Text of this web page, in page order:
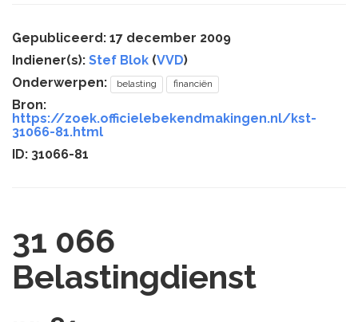
Gepubliceerd: 17 december 2009
Indiener(s): Stef Blok (VVD)
Onderwerpen:
belasting financiën
Bron:
https://zoek.officielebekendmakingen.nl/kst-
31066-81.html
ID: 31066-81
31 066
Belastingdienst